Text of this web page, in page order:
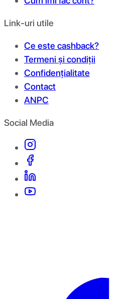
Link-uri utile
Ce este cashback?
Termeni și condiții
Confidențialitate
Contact
ANPC
Social Media